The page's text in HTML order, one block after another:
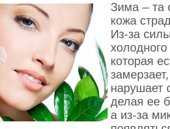
Зима – та
кожа
Из-за
которая
нарушает
делая ее
а из-за